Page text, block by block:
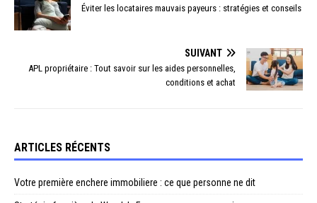
Éviter les locataires mauvais payeurs : stratégies et conseils
SUIVANT
APL propriétaire : Tout savoir sur les aides personnelles,
conditions et achat
ARTICLES RÉCENTS
Votre première enchere immobiliere : ce que personne ne dit